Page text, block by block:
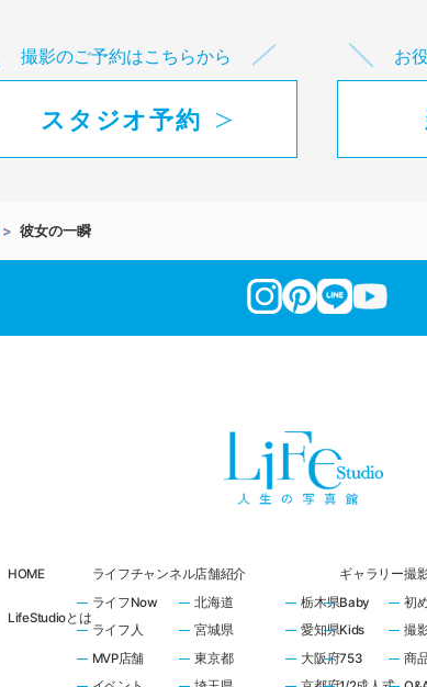
撮影のご予約はこちらから
スタジオ予約
お
彼女の一瞬
HOME
LifeStudioとは
ライフチャンネル
ライフNow
ライフ人
MVP店舗
店舗紹介
北海道
宮城県
東京都
栃木県
愛知県
大阪府
ギャラリー
Baby
Kids
753
撮
初
撮
商